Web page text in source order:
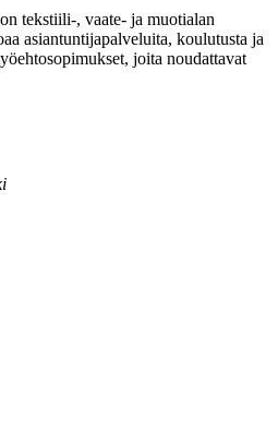
tekstiili-, vaate- ja muotialan
asiantuntijapalveluita, koulutusta ja
joita noudattavat